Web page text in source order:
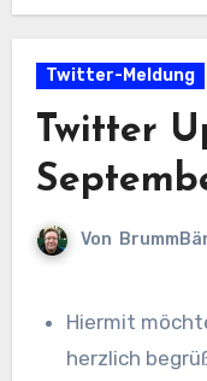
Twitter-Meldung
Twitter
Von
Hiermit
herzlich